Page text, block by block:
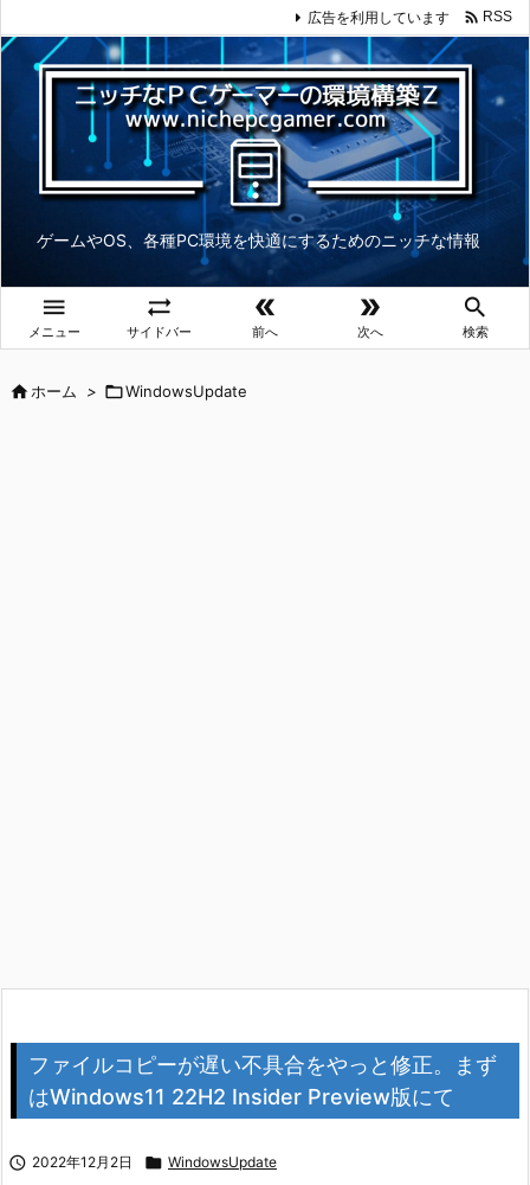
ゲームやOS、各種PC環境を快適にするためのニッチな情報

メニュー

サイドバー

前へ

次へ

検索
広告を利用しています  RSS
ホーム > WindowsUpdate
ファイルコピーが遅い不具合をやっと修正。まず
はWindows11 22H2 Insider Preview版にて
 2022年12月2日  WindowsUpdate